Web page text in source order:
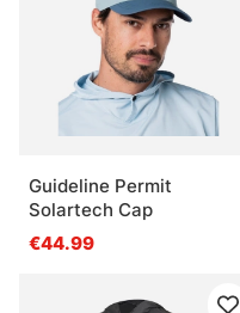
Guideline Permit
Solartech Cap
€44.99